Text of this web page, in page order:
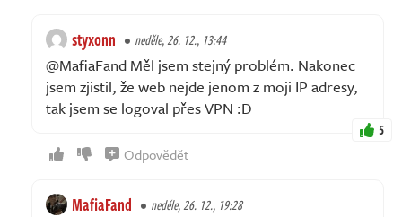
styxonn neděle, 26. 12., 13:44
@MafiaFand Měl jsem stejný problém. Nakonec
jsem zjistil, že web nejde jenom z moji IP adresy,
tak jsem se logoval přes VPN :D
5
Odpovědět
MafiaFand neděle, 26. 12., 19:28